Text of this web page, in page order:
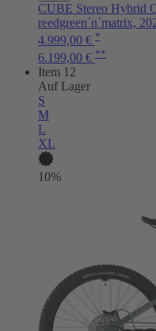
CUBE Stereo Hybrid
reedgreen´n´matrix,
4.999,00 € *
6.199,00 € **
Item 12
Auf Lager
S
M
L
XL
10%